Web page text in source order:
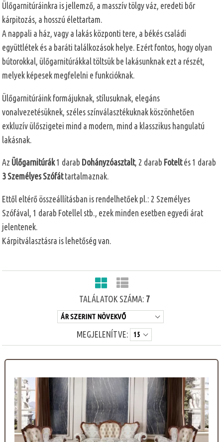
Ülőgarnitúráinkra is jellemző, a masszív tölgy váz, eredeti bőr
kárpitozás, a hosszú élettartam.
A nappali a ház, vagy a lakás központi tere, a békés családi
együttlétek és a baráti találkozások helye. Ezért fontos, hogy olyan
bútorokkal, ülőgarnitúrákkal töltsük be lakásunknak ezt a részét,
melyek képesek megfelelni e funkcióknak.
Ülőgarnitúráink formájuknak, stílusuknak, elegáns
vonalvezetésüknek, széles színválasztékuknak köszönhetően
exkluzív ülőszigetei mind a modern, mind a klasszikus hangulatú
lakásnak.
Az Ülőgarnitúrák1 darab Dohányzóasztalt, 2 darab Foteltés 1 darab
3 Személyes Szófáttartalmaznak.
Ettől eltérő összeállításban is rendelhetőek pl.: 2 Személyes
Szófával, 1 darab Fotellel stb., ezek minden esetben egyedi árat
jelentenek.
Kárpitválasztásra is lehetőség van.
TALÁLATOK SZÁMA: 7
MEGJELENÍTVE: